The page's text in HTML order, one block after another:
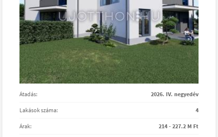
Átadás: 2026. IV. negyedév
Lakások száma: 4
Árak: 214 - 227.2 M Ft